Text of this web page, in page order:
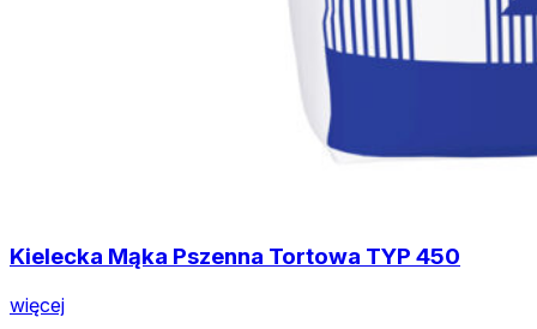
Kielecka Mąka Pszenna Tortowa TYP 450
więcej